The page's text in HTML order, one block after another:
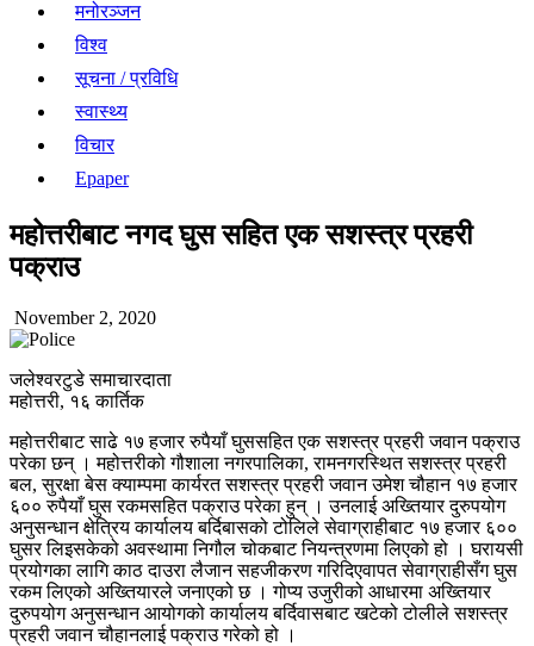
मनोरञ्जन
विश्व
सूचना / प्रविधि
स्वास्थ्य
विचार
Epaper
महोत्तरीबाट नगद घुस सहित एक सशस्त्र प्रहरी
पक्राउ
November 2, 2020
जलेश्वरटुडे समाचारदाता
महोत्तरी, १६ कार्तिक
महोत्तरीबाट साढे १७ हजार रुपैयाँ घुससहित एक सशस्त्र प्रहरी जवान पक्राउ
परेका छन् । महोत्तरीको गौशाला नगरपालिका, रामनगरस्थित सशस्त्र प्रहरी
बल, सुरक्षा बेस क्याम्पमा कार्यरत सशस्त्र प्रहरी जवान उमेश चौहान १७ हजार
६०० रुपैयाँ घुस रकमसहित पक्राउ परेका हुन् । उनलाई अख्तियार दुरुपयोग
अनुसन्धान क्षेत्रिय कार्यालय बर्दिबासको टोलिले सेवाग्राहीबाट १७ हजार ६००
घुसर लिइसकेको अवस्थामा निगौल चोकबाट नियन्त्रणमा लिएको हो । घरायसी
प्रयोगका लागि काठ दाउरा लैजान सहजीकरण गरिदिएवापत सेवाग्राहीसँग घुस
रकम लिएको अख्तियारले जनाएको छ । गोप्य उजुरीको आधारमा अख्तियार
दुरुपयोग अनुसन्धान आयोगको कार्यालय बर्दिवासबाट खटेको टोलीले सशस्त्र
प्रहरी जवान चौहानलाई पक्राउ गरेको हो ।